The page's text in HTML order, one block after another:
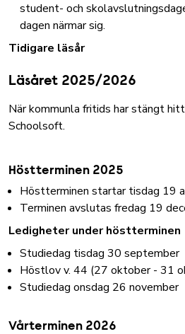
student- och
dagen närmar sig.
Tidigare läsår
Läsåret 2025/2026
När kommunla fritids har stängt
Schoolsoft.
Höstterminen 2025
Höstterminen startar tisdag 19
Terminen avslutas fredag 19
Ledigheter under höstterminen
Studiedag tisdag 30 september
Höstlov v. 44 (27 oktober - 31
Studiedag onsdag 26 november
Vårterminen 2026